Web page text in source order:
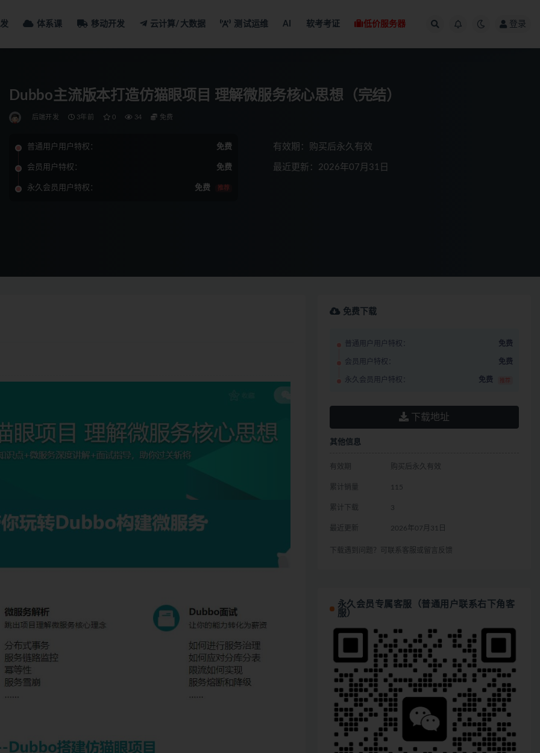
体系课 移动开发 云计算/大数据 测试运维 AI 软考考证 低价服务器 登录
Dubbo主流版本打造仿猫眼项目 理解微服务核心思想（完结）
后端开发 3年前 0 34 免费
普通用户用户特权： 免费
会员用户特权： 免费
永久会员用户特权： 免费 推荐
有效期：购买后永久有效
最近更新：2026年07月31日
免费下载
普通用户用户特权： 免费
会员用户特权： 免费
永久会员用户特权： 免费 推荐
下载地址
其他信息
有效期 购买后永久有效
累计销量 115
累计下载 3
最近更新 2026年07月31日
下载遇到问题？可联系客服或留言反馈
永久会员专属客服（普通用户联系右下角客
服）